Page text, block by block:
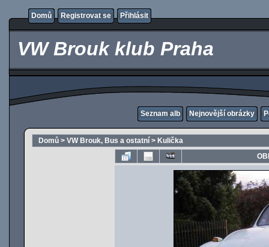
Domů Registrovat se Přihlásit
VW Brouk klub Praha
Seznam alb Nejnovější obrázky
Domů > VW Brouk, Bus a ostatní > Kulička